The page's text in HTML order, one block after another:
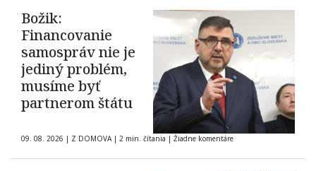
Božik:
Financovanie
samospráv nie je
jediný problém,
musíme byť
partnerom štátu
09. 08. 2026 | Z DOMOVA | 2 min. čítania | Žiadne komentáre